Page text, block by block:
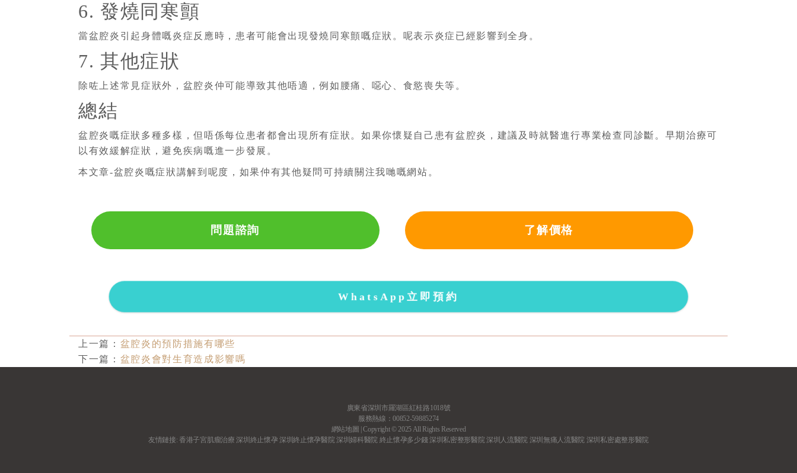
6. 發燒同寒顫
當盆腔炎引起身體嘅炎症反應時，患者可能會出現發燒同寒顫嘅症狀。呢表示炎症已經影響到全身。
7. 其他症狀
除咗上述常見症狀外，盆腔炎仲可能導致其他唔適，例如腰痛、噁心、食慾喪失等。
總結
盆腔炎嘅症狀多種多樣，但唔係每位患者都會出現所有症狀。如果你懷疑自己患有盆腔炎，建議及時就醫進行專業檢查同診斷。早期治療可
以有效緩解症狀，避免疾病嘅進一步發展。
本文章-盆腔炎嘅症狀講解到呢度，如果仲有其他疑問可持續關注我哋嘅網站。
問題諮詢 了解價格
WhatsApp立即預約
上一篇： 盆腔炎的預防措施有哪些
下一篇： 盆腔炎會對生育造成影響嗎
廣東省深圳市羅湖區紅桂路1018號
服務熱線：00852-59885274
網站地圖 | Copyright © 2025 All Rights Reserved
友情鏈接:香港子宮肌瘤治療 深圳終止懷孕深圳終止懷孕醫院深圳婦科醫院 終止懷孕多少錢深圳私密整形醫院深圳人流醫院 深圳無痛人流醫院 深圳私密處整形醫院